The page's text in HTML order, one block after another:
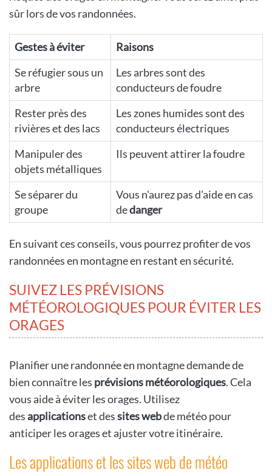
sûr lors de vos randonnées.
Gestes à éviter
Raisons
Se réfugier sous un
arbre
Les arbres sont des
conducteurs de foudre
Rester près des
rivières et des lacs
Les zones humides sont des
conducteurs électriques
Manipuler des
objets métalliques
Ils peuvent attirer la foudre
Se séparer du
groupe
Vous n'aurez pas d'aide en cas
dedanger
En suivant ces conseils, vous pourrez profiter de vos
randonnées en montagne en restant en sécurité.
SUIVEZ LES PRÉVISIONS
MÉTÉOROLOGIQUES POUR ÉVITER LES
ORAGES
Planifier une randonnée en montagne demande de
bien connaître les prévisions météorologiques. Cela
vous aide à éviter les orages. Utilisez
desapplicationset dessites webde météo pour
anticiper les orages et ajuster votre itinéraire.
Les applications et les sites web de météo